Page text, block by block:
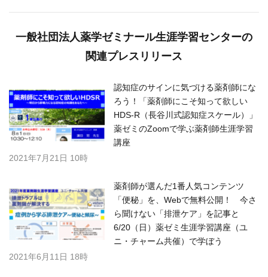
一般社団法人薬学ゼミナール生涯学習センターの
関連プレスリリース
認知症のサインに気づける薬剤師にな
ろう！「薬剤師にこそ知って欲しい
HDS-R（長谷川式認知症スケール）」
薬ゼミのZoomで学ぶ薬剤師生涯学習
講座
2021年7月21日 10時
薬剤師が選んだ1番人気コンテンツ
「便秘」を、Webで無料公開！ 今さ
ら聞けない「排泄ケア」を記事と
6/20（日）薬ゼミ生涯学習講座（ユ
ニ・チャーム共催）で学ぼう
2021年6月11日 18時